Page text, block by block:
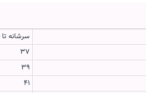
سرشانه
37
۳۹
۴۱